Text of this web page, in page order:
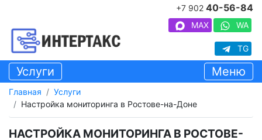
+7 902 40-56-84
MAX WA
TG
Услуги Меню
Главная
Услуги
Настройка мониторинга в Ростове-на-Доне
НАСТРОЙКА МОНИТОРИНГА В РОСТОВЕ-